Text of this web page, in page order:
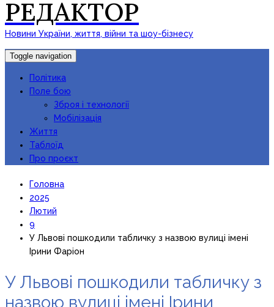
РЕДАКТОР
Новини України, життя, війни та шоу-бізнесу
Toggle navigation
Політика
Поле бою
Зброя і технології
Мобілізація
Життя
Таблоїд
Про проєкт
Головна
2025
Лютий
9
У Львові пошкодили табличку з назвою вулиці імені
Ірини Фаріон
У Львові пошкодили табличку з
назвою вулиці імені Ірини